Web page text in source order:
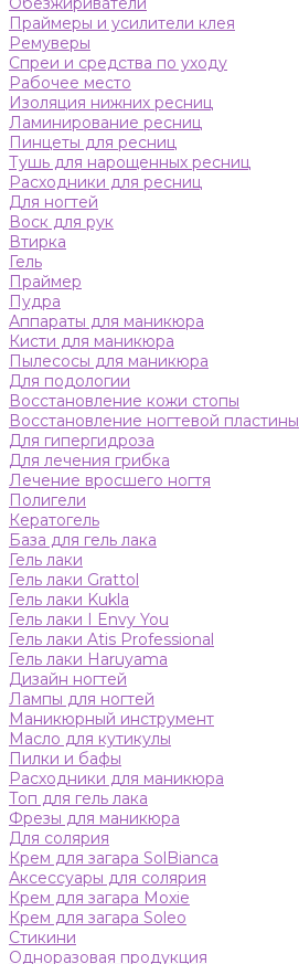
Праймеры и усилители клея
Ремуверы
Спреи и средства по уходу
Рабочее место
Изоляция нижних ресниц
Ламинирование ресниц
Пинцеты для ресниц
Тушь для нарощенных ресниц
Расходники для ресниц
Для ногтей
Воск для рук
Втирка
Гель
Праймер
Пудра
Аппараты для маникюра
Кисти для маникюра
Пылесосы для маникюра
Для подологии
Восстановление кожи стопы
Восстановление ногтевой пластины
Для гипергидроза
Для лечения грибка
Лечение вросшего ногтя
Полигели
Кератогель
База для гель лака
Гель лаки
Гель лаки Grattol
Гель лаки Kukla
Гель лаки I Envy You
Гель лаки Atis Professional
Гель лаки Haruyama
Дизайн ногтей
Лампы для ногтей
Маникюрный инструмент
Масло для кутикулы
Пилки и бафы
Расходники для маникюра
Топ для гель лака
Фрезы для маникюра
Для солярия
Крем для загара SolBianca
Аксессуары для солярия
Крем для загара Moxie
Крем для загара Soleo
Стикини
Одноразовая продукция